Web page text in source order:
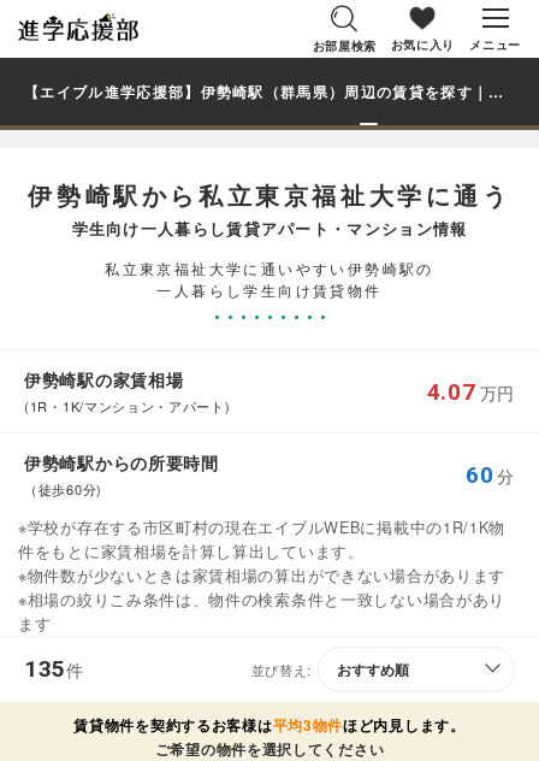
お部屋検索 お気に入り メニュー
【エイブル進学応援部】伊勢崎駅（群馬県）周辺の賃貸を探す｜私立東京福祉大学学生・大学生の一人暮らし向け賃貸マンション・アパート
伊勢崎駅から私立東京福祉大学に通う
学生向け一人暮らし賃貸アパート・マンション情報
私立東京福祉大学に通いやすい伊勢崎駅の
一人暮らし学生向け賃貸物件
伊勢崎駅の家賃相場
(1R・1K/マンション・アパート)
4.07 万円
伊勢崎駅からの所要時間
（徒歩60分)
60 分
※学校が存在する市区町村の現在エイブルWEBに掲載中の1R/1K物
件をもとに家賃相場を計算し算出しています。
※物件数が少ないときは家賃相場の算出ができない場合があります
※相場の絞りこみ条件は、物件の検索条件と一致しない場合があり
ます
135件 並び替え:
賃貸物件を契約するお客様は平均3物件ほど内見します。
ご希望の物件を選択してください